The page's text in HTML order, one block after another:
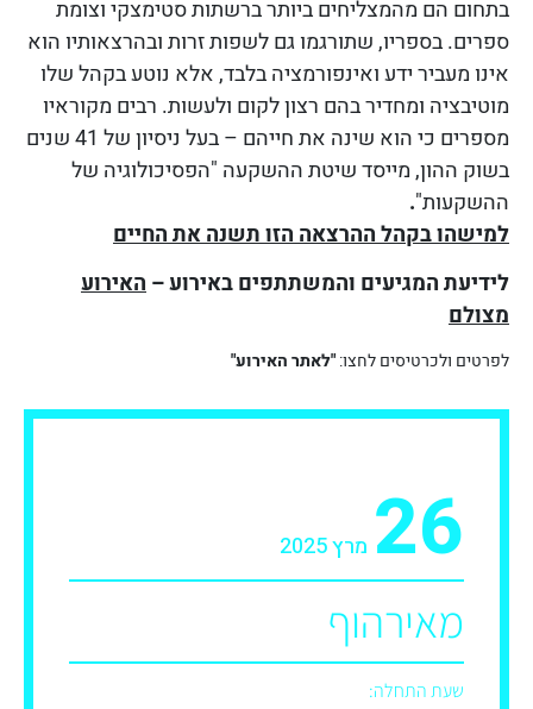
בתחום הם מהמצליחים ביותר ברשתות סטימצקי וצומת
ספרים.בספריו, שתורגמו גם לשפות זרות ובהרצאותיו הוא
אינו מעביר ידע ואינפורמציה בלבד, אלא נוטע בקהל שלו
מוטיבציה ומחדיר בהם רצון לקום ולעשות. רבים מקוראיו
מספרים כי הוא שינה את חייהם – בעל
ניסיון של 41 שנים
בשוק ההון, מייסד שיטת ההשקעה "הפסיכולוגיה של
ההשקעות".
למישהו בקהל ההרצאה הזו תשנה את החיים
לידיעת המגיעים והמשתתפים באירוע –האירוע
מצולם
לפרטים ולכרטיסים לחצו:"לאתר האירוע"
26 מרץ 2025
מאירהוף
שעת התחלה: